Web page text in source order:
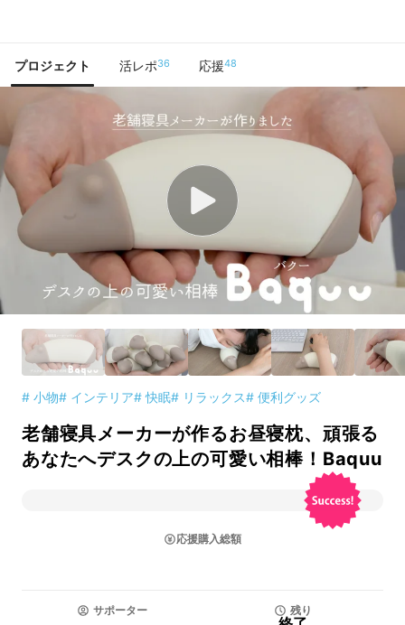
プロジェクト 活レポ36 応援48
# 小物# インテリア# 快眠# リラックス# 便利グッズ
老舗寝具メーカーが作るお昼寝枕、頑張る
あなたへデスクの上の可愛い相棒！Baquu
応援購入総額
サポーター 残り